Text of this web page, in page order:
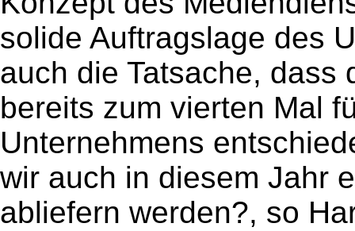
solide Auftragslage des
auch die Tatsache, dass
bereits zum vierten Mal
Unternehmens
wir auch in diesem Jahr
abliefern werden?, so